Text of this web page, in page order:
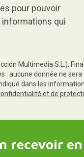
pour pouvoir
qui
Multimedia S.L.).
aucune donnée ne
dans les
et de
recevoir